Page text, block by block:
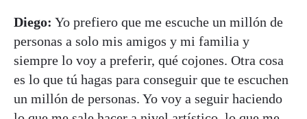
Diego: Yo prefiero que me escuche un millón de
personas a solo mis amigos y mi familia y
siempre lo voy a preferir, qué cojones. Otra cosa
es lo que tú hagas para conseguir que te escuchen
un millón de personas. Yo voy a seguir haciendo